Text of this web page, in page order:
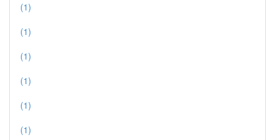
(1)
(1)
(1)
(1)
(1)
(1)